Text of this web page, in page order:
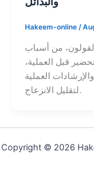
Hakeem-online /
من أسباب
قبل العملية،
العملية
لتقليل الانزعاج.
Copyright © 2026